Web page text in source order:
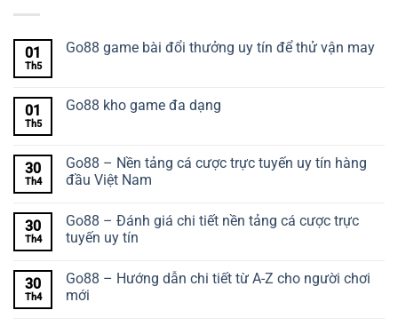
01
Th5
Go88 game bài đổi thưởng uy tín để thử vận may
01
Th5
Go88 kho game đa dạng
30
Th4
Go88 – Nền tảng cá cược trực tuyến uy tín hàng
đầu Việt Nam
30
Th4
Go88 – Đánh giá chi tiết nền tảng cá cược trực
tuyến uy tín
30
Th4
Go88 – Hướng dẫn chi tiết từ A-Z cho người chơi
mới